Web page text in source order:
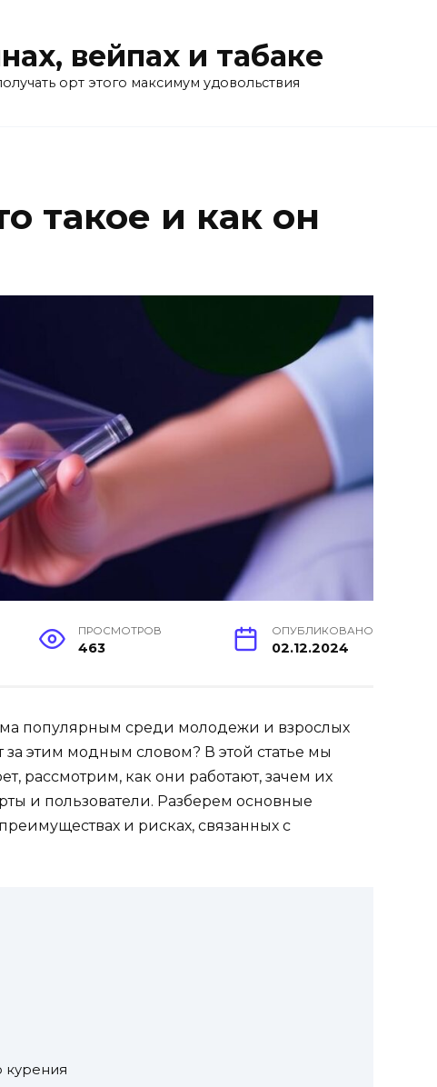
вейпах и табаке
орт этого максимум удовольствия
такое и как он
ПРОСМОТРОВ
463
ОПУБЛИКОВАНО
02.12.2024
популярным среди молодежи и взрослых
этим модным словом? В этой статье мы
рассмотрим, как они работают, зачем их
и пользователи. Разберем основные
и рисках, связанных с
курения